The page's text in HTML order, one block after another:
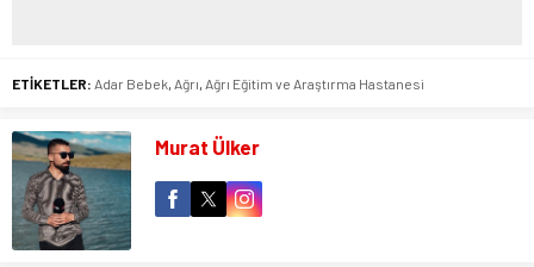
ETİKETLER: Adar Bebek, Ağrı, Ağrı Eğitim ve Araştırma Hastanesi
Murat Ülker